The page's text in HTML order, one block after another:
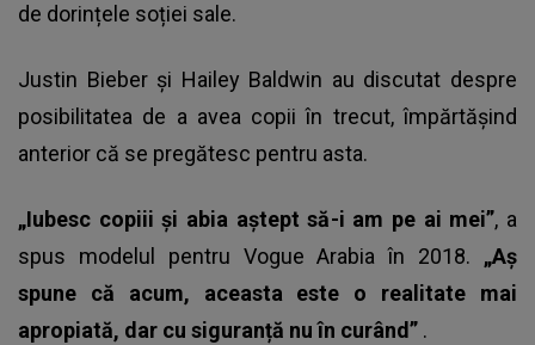
de dorințele soției sale.
Justin Bieber și Hailey Baldwin au discutat despre
posibilitatea de a avea copii în trecut, împărtășind
anterior că se pregătesc pentru asta.
„Iubesc copiii și abia aștept să-i am pe ai mei”, a
spus modelul pentru Vogue Arabia în 2018. „Aș
spune că acum, aceasta este o realitate mai
apropiată, dar cu siguranță nu în curând” .